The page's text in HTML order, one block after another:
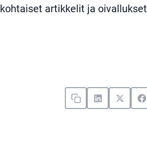
artikkelit ja oivallukset